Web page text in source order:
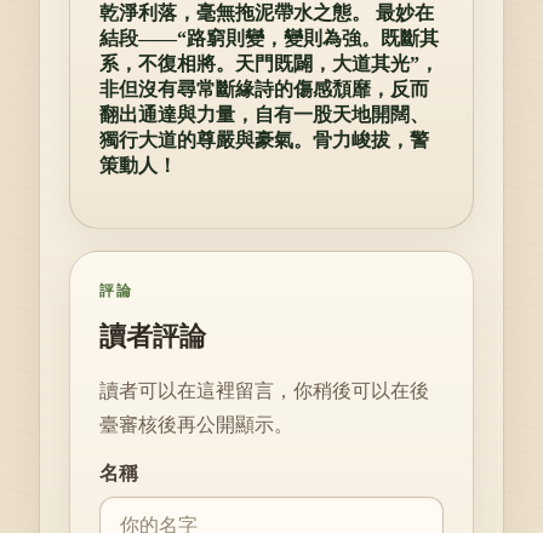
乾淨利落，毫無拖泥帶水之態。 最妙在
結段——“路窮則變，變則為強。既斷其
系，不復相將。天門既闢，大道其光”，
非但沒有尋常斷緣詩的傷感頹靡，反而
翻出通達與力量，自有一股天地開闊、
獨行大道的尊嚴與豪氣。骨力峻拔，警
策動人！
評論
讀者評論
讀者可以在這裡留言，你稍後可以在後
臺審核後再公開顯示。
名稱
Website